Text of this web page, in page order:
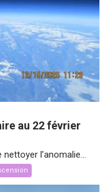
au 22 février
l’anomalie...